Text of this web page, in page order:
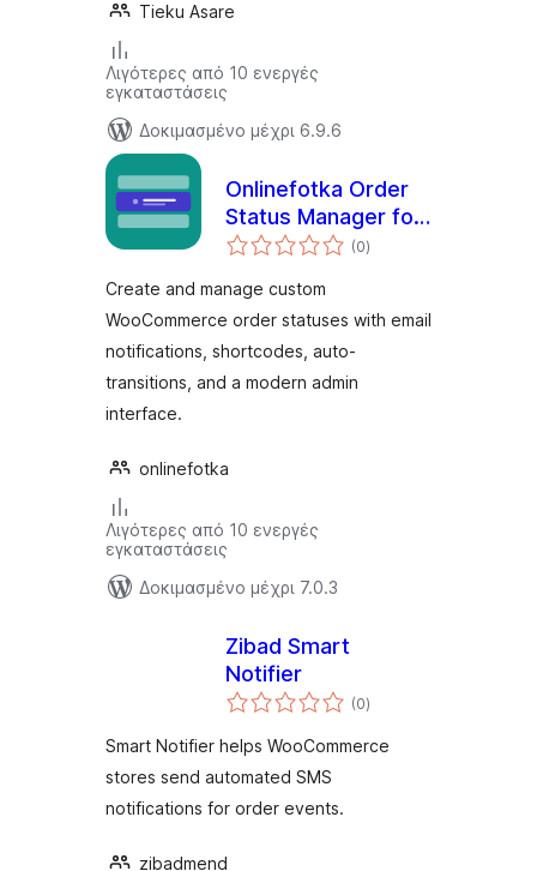
Tieku Asare
Λιγότερες από 10 ενεργές
εγκαταστάσεις
Δοκιμασμένο μέχρι 6.9.6
Onlinefotka Order
Status Manager for
WooCommerce
(0αξιολογήσεις
σύνολο
)
Create and manage custom
WooCommerce order statuses with email
notifications, shortcodes, auto-
transitions, and a modern admin
interface.
onlinefotka
Λιγότερες από 10 ενεργές
εγκαταστάσεις
Δοκιμασμένο μέχρι 7.0.3
Zibad Smart
Notifier
(0αξιολογήσεις
σύνολο
)
Smart Notifier helps WooCommerce
stores send automated SMS
notifications for order events.
zibadmend